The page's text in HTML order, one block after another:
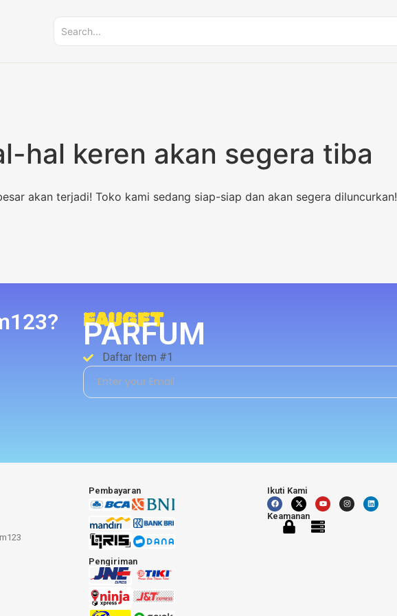
hal keren akan segera tiba
akan terjadi! Toko kami sedang siap-siap dan akan segera diluncurkan!
FAUGET
PARFUM
Daftar Item #1
Pembayaran
Pengiriman
Ikuti Kami
Keamanan